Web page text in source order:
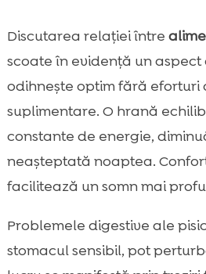
Discutarea relației între
scoate în evidență un
odihnește optim fără eforturi
suplimentare. O hrană
constante de energie,
neașteptată noaptea.
facilitează un somn mai
Problemele digestive ale
stomacul sensibil, pot